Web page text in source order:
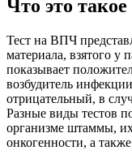
Что это такое
Тест на ВПЧ
материала, взятого у
показывает
возбудитель
отрицательный, в
Разные виды тестов
организме штаммы,
онкогенности, а